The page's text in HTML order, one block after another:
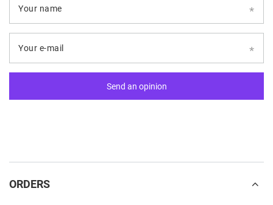
Your name
Your e-mail
Send an opinion
ORDERS